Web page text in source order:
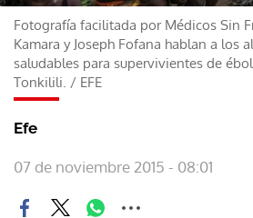
Fotografía facilitada por Médicos Sin
Kamara y Joseph Fofana hablan a los
saludables para supervivientes de
Tonkilili. / EFE
Efe
07 de noviembre 2015 - 08:01